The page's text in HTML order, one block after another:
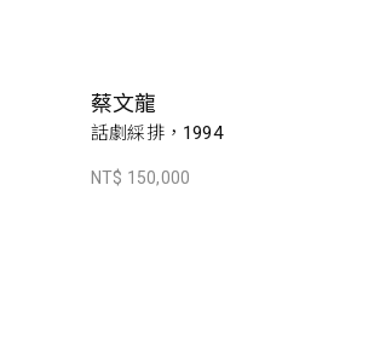
蔡文龍
話劇綵排，1994
NT$ 150,000